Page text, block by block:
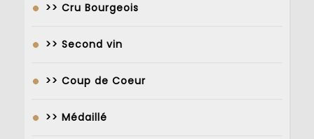
>> Cru Bourgeois
>> Second vin
>> Coup de Coeur
>> Médaillé